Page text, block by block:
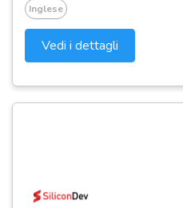
Inglese
Vedi i dettagli